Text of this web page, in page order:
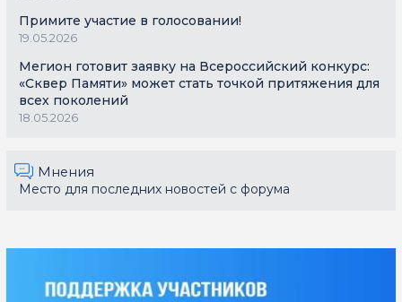
Примите участие в голосовании!
19.05.2026
Мегион готовит заявку на Всероссийский конкурс:
«Сквер Памяти» может стать точкой притяжения для
всех поколений
18.05.2026
Мнения
Место для последних новостей с форума